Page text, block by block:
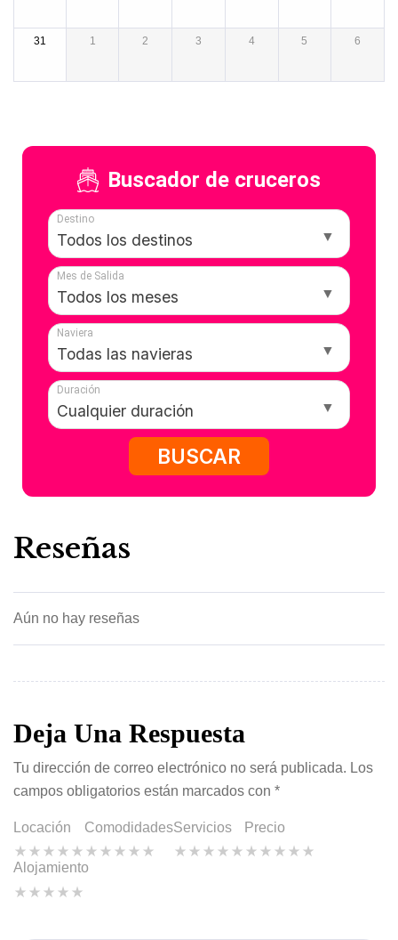
31 1 2 3 4 5 6
Buscador de cruceros
Destino
Mes de Salida
Naviera
Duración
BUSCAR
Reseñas
Aún no hay reseñas
Deja Una Respuesta
Tu dirección de correo electrónico no será publicada. Los
campos obligatorios están marcados con *
Locación ComodidadesServicios Precio
Alojamiento